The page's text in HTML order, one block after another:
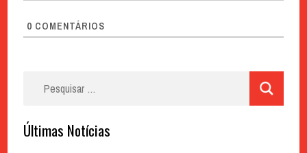
0 COMENTÁRIOS
Últimas Notícias